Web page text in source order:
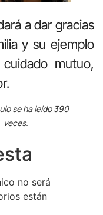
a dar gracias
y su ejemplo
mutuo,
se ha leído 390
veces.
no será
están